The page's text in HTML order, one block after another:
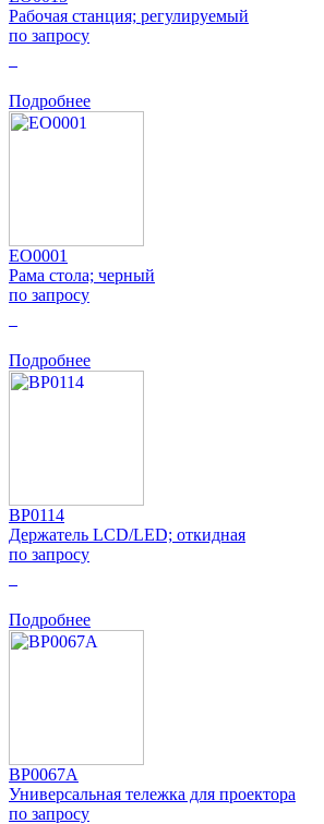
Рабочая станция; регулируемый
по запросу
Подробнее
EO0001
Рама стола; черный
по запросу
Подробнее
BP0114
Держатель LCD/LED; откидная
по запросу
Подробнее
BP0067A
Универсальная тележка для проектора
по запросу